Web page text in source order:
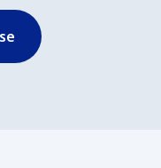
sich die
grau ist